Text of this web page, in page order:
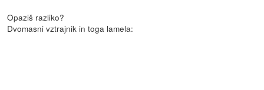
Opaziš razliko?
Dvomasni vztrajnik in toga lamela: